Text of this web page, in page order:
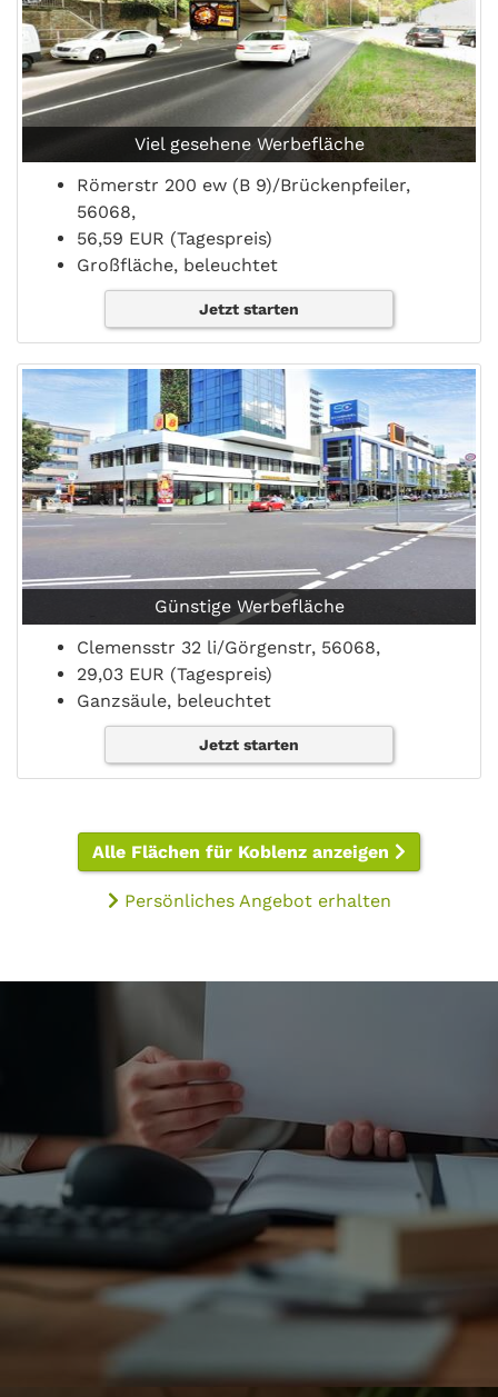
Viel gesehene Werbefläche
Römerstr 200 ew (B 9)/Brückenpfeiler,
56068,
56,59 EUR (Tagespreis)
Großfläche, beleuchtet
Jetzt starten
Günstige Werbefläche
Clemensstr 32 li/Görgenstr, 56068,
29,03 EUR (Tagespreis)
Ganzsäule, beleuchtet
Jetzt starten
Alle Flächen für Koblenz anzeigen
Persönliches Angebot erhalten